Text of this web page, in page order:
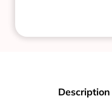
Description